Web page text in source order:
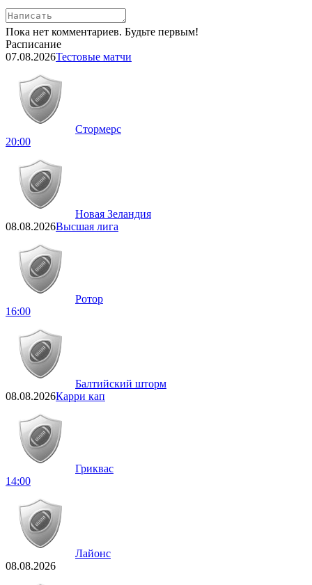
Пока нет комментариев. Будьте первым!
Расписание
07.08.2026Тестовые матчи
Стормерс
20:00
Новая Зеландия
08.08.2026Высшая лига
Ротор
16:00
Балтийский шторм
08.08.2026Карри кап
Гриквас
14:00
Лайонс
08.08.2026